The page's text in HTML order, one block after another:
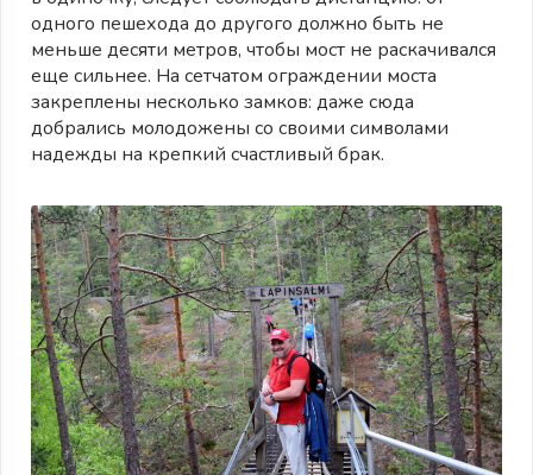
одного пешехода до другого должно быть не
меньше десяти метров, чтобы мост не раскачивался
еще сильнее. На сетчатом ограждении моста
закреплены несколько замков: даже сюда
добрались молодожены со своими символами
надежды на крепкий счастливый брак.